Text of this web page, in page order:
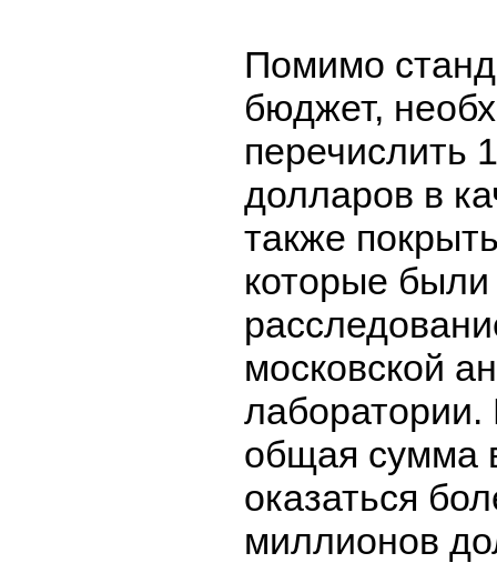
Помимо
бюджет,
перечислить
долларов в
также
которые
московской
лаборатории.
общая сумма
оказаться
миллионов